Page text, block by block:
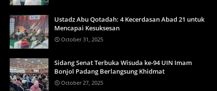
Ustadz Abu Qotadah: 4 Kecerdasan Abad 21 untuk
Mencapai Kesuksesan
October 31, 2025
Sidang Senat Terbuka Wisuda ke-94 UIN Imam
Bonjol Padang Berlangsung Khidmat
October 27, 2025